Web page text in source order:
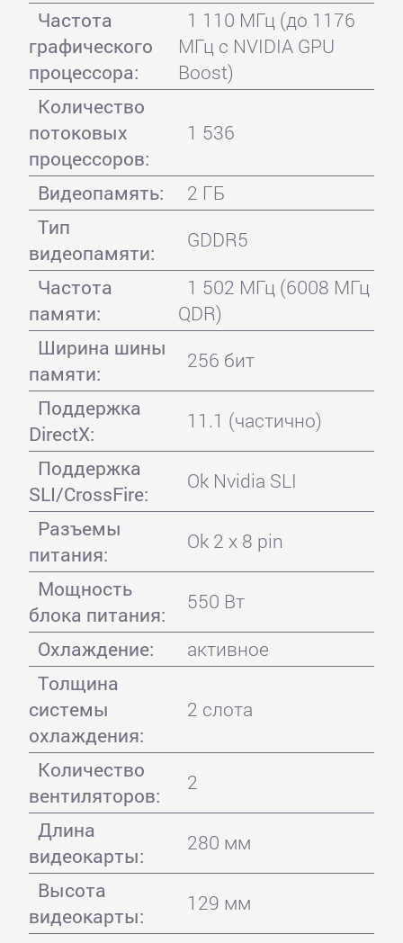
Частота
графического
процессора:
1 110 МГц (до 1176
МГц с NVIDIA GPU
Boost)
Количество
потоковых
процессоров:
1 536
Видеопамять:
2 ГБ
Тип
видеопамяти:
GDDR5
Частота
памяти:
1 502 МГц (6008 МГц
QDR)
Ширина шины
памяти:
256 бит
Поддержка
DirectX:
11.1 (частично)
Поддержка
SLI/CrossFire:
Ok Nvidia SLI
Разъемы
питания:
Ok 2 x 8 pin
Мощность
блока питания:
550 Вт
Охлаждение:
активное
Толщина
системы
охлаждения:
2 слота
Количество
вентиляторов:
2
Длина
видеокарты:
280 мм
Высота
видеокарты:
129 мм